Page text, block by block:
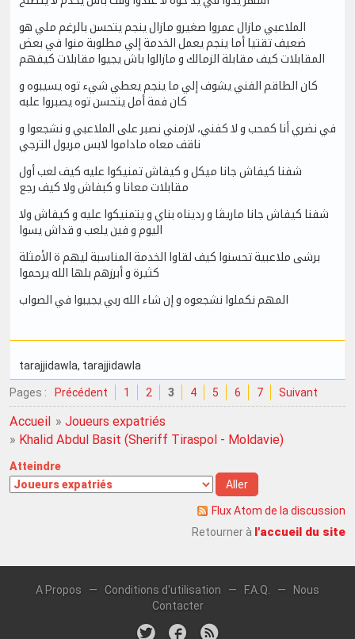
الملاعبي مازال عمروا صغيرو مازال ينجم يتحسن بالرغم ملي هو
ضعيف تقتيا أما ينجم يعمل الخدمة إلي مطلوبة منوا في بعض
المقابلات كيف مقابلة الزمالك و مازالوا باش يجيوا مقابلات كيفهم
كان الطاقم الفني يشوف إلي ما ينجم يعطي شيء توه يسيبوه و
كان فمة أمل يتحسن توه يصبروا علبه
في نضري أنا كمحب و لا كفني، لازمني نصبر على الملاعبي و نشجعوا و
ناقف معاه ماداموا لابس مريول الترجي
شفنا كيفاش جانا ميكل و كيفاش تمنيكوا عليه كيف لعب أول
مقابلات معانا و كبفاش ولا كيف رجع
شفنا كيفاش جانا ماريڨا و رديناه بناي و يتمنيكوا عليه و كيفاش ولا
اليوم و فين يلعب و قداش يسوا
برشى ملاعبية تحسنوا كيف لقاوا الخدمة المناسبة ليهم ة الأمثلة
كثيرة و أبرزهم بلها الله يرحموا
المهم نكملوا نشجعوه و إن شاء الله ربي يجيبوا في الصواب
tarajjidawla, tarajjidawla
Pages : Précédent 1 2 3 4 5 6 7 Suivant
Accueil »Joueurs expatriés
» Khalid Abdul Basit (Sheriff Tiraspol - Moldavie)
Atteindre
Flux Atom de la discussion
Retourner à l'accueil du site
A Propos — Conditions d'utilisation — F.A.Q. —
Nous
Contacter